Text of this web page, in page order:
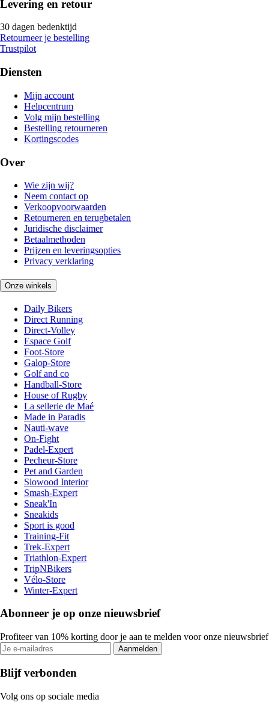
Levering en retour
30 dagen bedenktijd
Retourneer je bestelling
Trustpilot
Diensten
Mijn account
Helpcentrum
Volg mijn bestelling
Bestelling retourneren
Kortingscodes
Over
Wie zijn wij?
Neem contact op
Verkoopvoorwaarden
Retourneren en terugbetalen
Juridische disclaimer
Betaalmethoden
Prijzen en leveringsopties
Privacy verklaring
Onze winkels
Daily Bikers
Direct Running
Direct-Volley
Espace Golf
Foot-Store
Galop-Store
Golf and co
Handball-Store
House of Rugby
La sellerie de Maé
Made in Paradis
Nauti-wave
On-Fight
Padel-Expert
Pecheur-Store
Pet and Garden
Slowood Interior
Smash-Expert
Sneak'In
Sneakids
Sport is good
Training-Fit
Trek-Expert
Triathlon-Expert
TripNBikers
Vélo-Store
Winter-Expert
Abonneer je op onze nieuwsbrief
Profiteer van 10% korting door je aan te melden voor onze nieuwsbrief
Aanmelden
Blijf verbonden
Volg ons op sociale media